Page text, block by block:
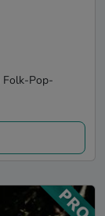
Folk-Pop-